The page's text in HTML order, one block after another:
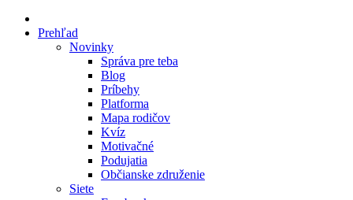
Prehľad
Novinky
Správa pre teba
Blog
Príbehy
Platforma
Mapa rodičov
Kvíz
Motivačné
Podujatia
Občianske združenie
Siete